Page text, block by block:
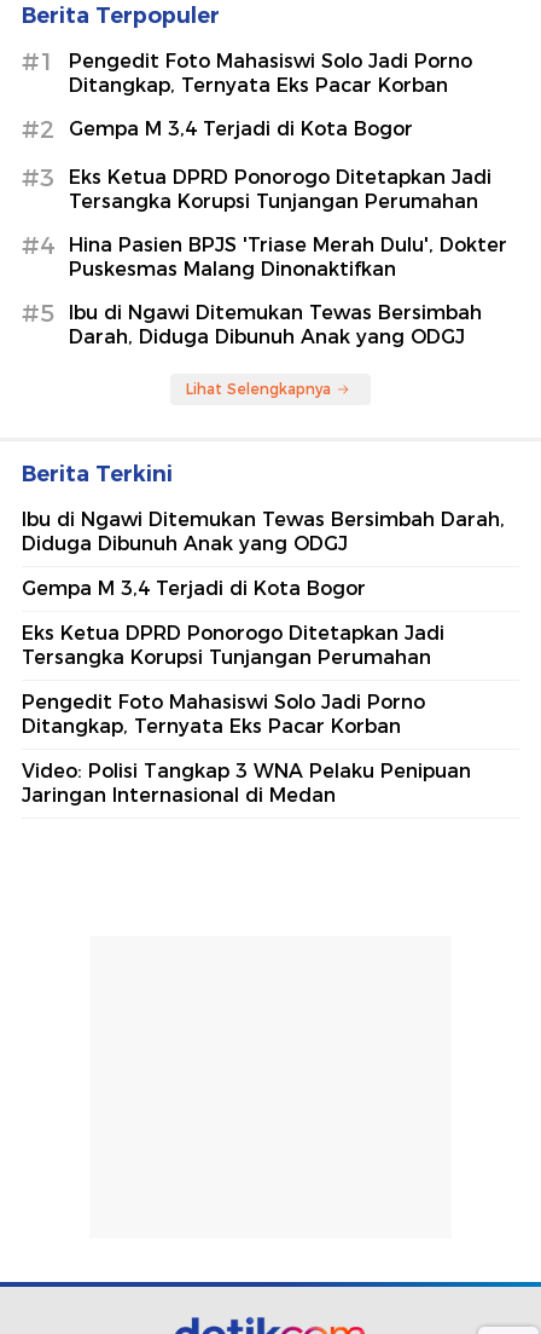
Berita Terpopuler
#1
Pengedit Foto Mahasiswi Solo Jadi Porno
Ditangkap, Ternyata Eks Pacar Korban
#2 Gempa M 3,4 Terjadi di Kota Bogor
#3
Eks Ketua DPRD Ponorogo Ditetapkan Jadi
Tersangka Korupsi Tunjangan Perumahan
#4
Hina Pasien BPJS 'Triase Merah Dulu', Dokter
Puskesmas Malang Dinonaktifkan
#5
Ibu di Ngawi Ditemukan Tewas Bersimbah
Darah, Diduga Dibunuh Anak yang ODGJ
Lihat Selengkapnya
Berita Terkini
Ibu di Ngawi Ditemukan Tewas Bersimbah Darah,
Diduga Dibunuh Anak yang ODGJ
Gempa M 3,4 Terjadi di Kota Bogor
Eks Ketua DPRD Ponorogo Ditetapkan Jadi
Tersangka Korupsi Tunjangan Perumahan
Pengedit Foto Mahasiswi Solo Jadi Porno
Ditangkap, Ternyata Eks Pacar Korban
Video: Polisi Tangkap 3 WNA Pelaku Penipuan
Jaringan Internasional di Medan